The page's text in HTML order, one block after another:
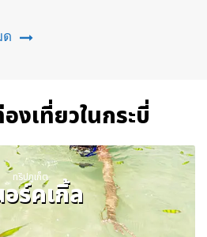
ด
งเที่ยวในกระบี่
ทริปภูเก็ต
ร์คเกิ้ล